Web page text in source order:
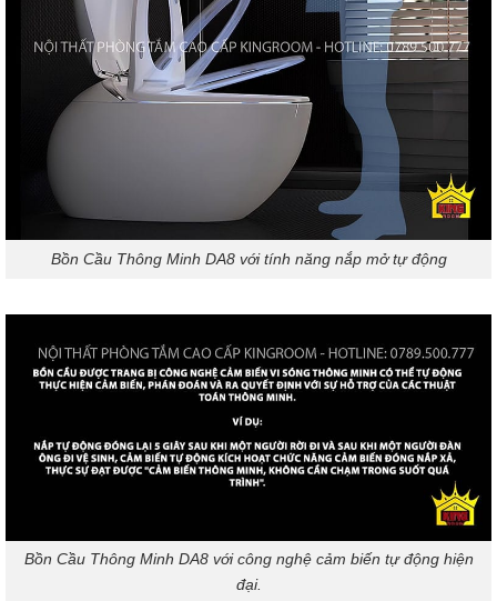
Bồn Cầu Thông Minh DA8 với tính năng nắp mở tự động
Bồn Cầu Thông Minh DA8 với công nghệ cảm biến tự động hiện
đại.